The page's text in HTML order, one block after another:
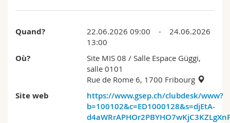
Quand?
22.06.2026 09:00 - 24.06.2026
13:00
Où? Site MIS 08 / Salle Espace Güggi,
salle 0101
Rue de Rome 6, 1700 Fribourg
Site web
https://www.gsep.ch/clubdesk/www?
b=100102&c=ED1000128&s=djEtA-